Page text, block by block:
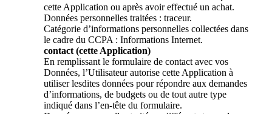
cette Application ou après avoir effectué un achat.
Données personnelles traitées : traceur.
Catégorie d’informations personnelles collectées dans
le cadre du CCPA : Informations Internet.
contact (cette Application)
En remplissant le formulaire de contact avec vos
Données, l’Utilisateur autorise cette Application à
utiliser lesdites données pour répondre aux demandes
d’informations, de budgets ou de tout autre type
indiqué dans l’en-tête du formulaire.